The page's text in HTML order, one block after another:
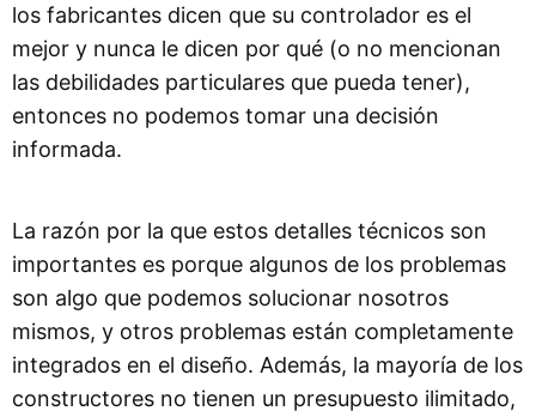
los fabricantes dicen que su controlador es el
mejor y nunca le dicen por qué (o no mencionan
las debilidades particulares que pueda tener),
entonces no podemos tomar una decisión
informada.
La razón por la que estos detalles técnicos son
importantes es porque algunos de los problemas
son algo que podemos solucionar nosotros
mismos, y otros problemas están completamente
integrados en el diseño. Además, la mayoría de los
constructores no tienen un presupuesto ilimitado,